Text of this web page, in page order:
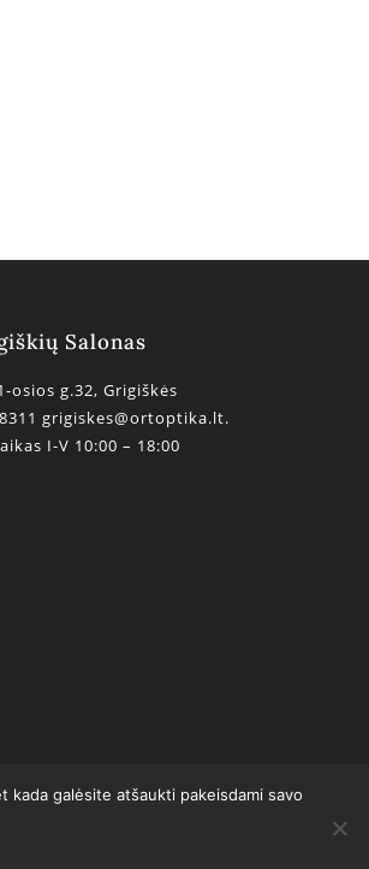
Salonas
osios g.32, Grigiškės
grigiskes@ortoptika.lt.
I-V 10:00 – 18:00
kada galėsite atšaukti pakeisdami savo